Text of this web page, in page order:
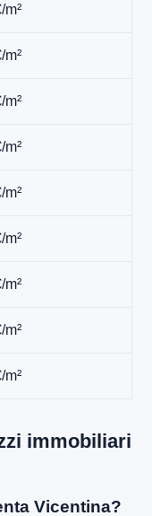
m²
m²
m²
m²
m²
m²
m²
m²
m²
immobiliari
Vicentina?